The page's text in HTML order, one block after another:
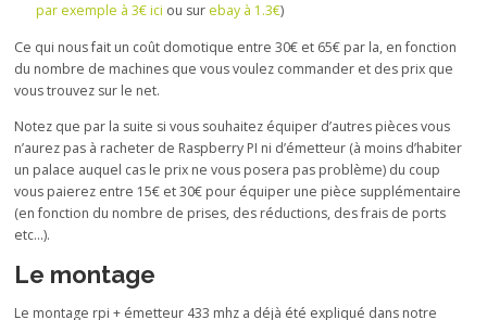
par exemple à 3€ ici ou sur ebay à 1.3€)
Ce qui nous fait un coût domotique entre 30€ et 65€ par la, en fonction
du nombre de machines que vous voulez commander et des prix que
vous trouvez sur le net.
Notez que par la suite si vous souhaitez équiper d’autres pièces vous
n’aurez pas à racheter de Raspberry PI ni d’émetteur (à moins d’habiter
un palace auquel cas le prix ne vous posera pas problème) du coup
vous paierez entre 15€ et 30€ pour équiper une pièce supplémentaire
(en fonction du nombre de prises, des réductions, des frais de ports
etc…).
Le montage
Le montage rpi + émetteur 433 mhz a déjà été expliqué dans notre